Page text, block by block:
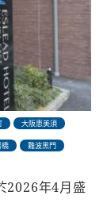
大阪恵美須
橋 難波黑門
2026年4月盛